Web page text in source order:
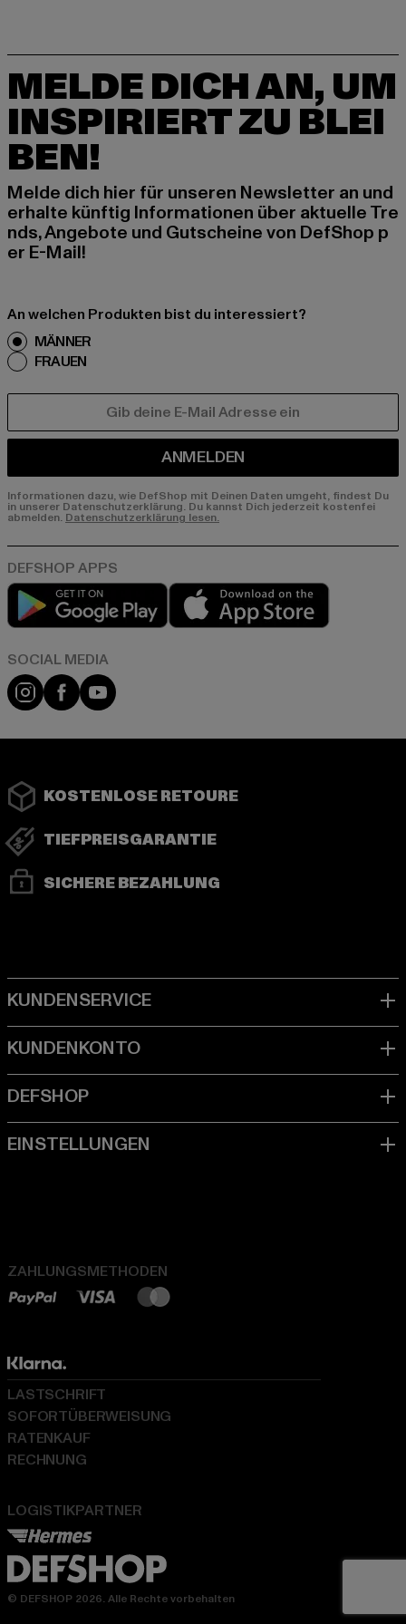
MELDE DICH AN, UM
INSPIRIERT ZU BLEI
BEN!
Melde dich hier für unseren Newsletter an und
erhalte künftig Informationen über aktuelle Tre
nds, Angebote und Gutscheine von DefShop p
er E-Mail!
An welchen Produkten bist du interessiert?
MÄNNER
FRAUEN
ANMELDEN
Informationen dazu, wie DefShop mit Deinen Daten umgeht, findest Du
in unserer Datenschutzerklärung. Du kannst Dich jederzeit kostenfei
abmelden. Datenschutzerklärung lesen.
Play market
Instagram
FacebookYouTube
KOSTENLOSE RETOURE
TIEFPREISGARANTIE
SICHERE BEZAHLUNG
ZAHLUNGSMETHODEN
LOGISTIKPARTNER
LASTSCHRIFT
SOFORTÜBERWEISUNG
RATENKAUF
RECHNUNG
© DEFSHOP 2026. Alle Rechte vorbehalten